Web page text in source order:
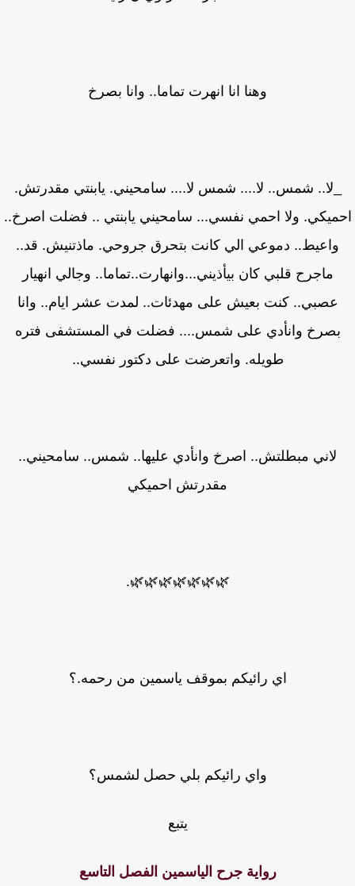
وهنا انا انهرت تماما.. وانا بصرخ
_لا.. شمس.. لا.... شمس لا.... سامحيني. يابنتي مقدرتش.
ولا احمي نفسي... سامحيني يابنتي .. فضلت اصرخ..
واعيط.. دموعي الي كانت بتحرق جروحي. ماذتنيش. قد..
ماجرح قلبي كان بيأذيني...وانهارت..تماما.. وجالي انهيار
عصبي.. كنت بعيش على مهدئات.. لمدت عشر ايام.. وانا
بصرخ وانأدي على شمس.... فضلت في المستشفى فتره
طويله. واتعرضت على دكتور نفسي..
لاني مبطلتش.. اصرخ وانأدي عليها.. شمس.. سامحيني..
مقدرتش احميكي
🌿🌿🌿🌿🌿🌿🌿.
اي رائيكم بموقف ياسمين من رحمه.؟
واي رائيكم بلي حصل لشمس؟
يتبع
رواية جرح الياسمين الفصل التاسع